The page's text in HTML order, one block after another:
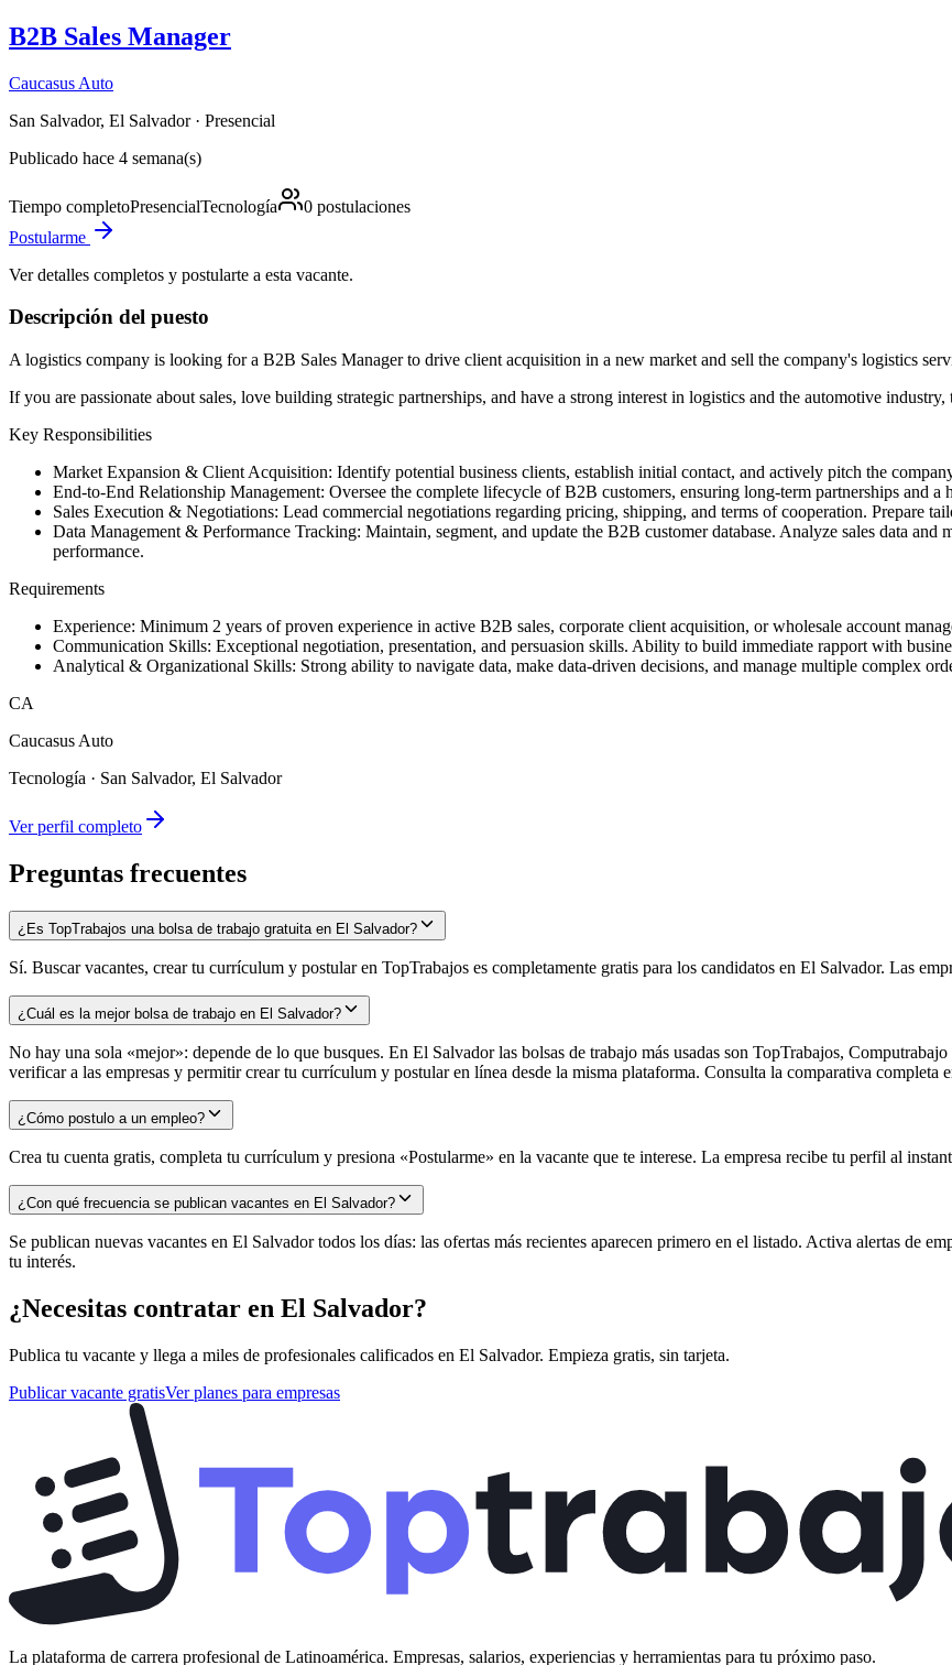
B2B Sales Manager
Caucasus Auto
San Salvador, El Salvador· Presencial
Publicado hace 4 semana(s)
Tiempo completoPresencialTecnología 0 postulaciones
Postularme
Ver detalles completos y postularte a esta vacante.
Descripción del puesto
A logistics company is looking for a B2B Sales Manager to drive client acquisition in a new market and sell the company's logistics
If you are passionate about sales, love building strategic partnerships, and have a strong interest in logistics and the automotive
Key Responsibilities
Market Expansion & Client Acquisition: Identify potential business clients, establish initial contact, and actively pitch the
End-to-End Relationship Management: Oversee the complete lifecycle of B2B customers, ensuring long-term partnerships and a
Sales Execution & Negotiations: Lead commercial negotiations regarding pricing, shipping, and terms of cooperation. Prepare
Data Management & Performance Tracking: Maintain, segment, and update the B2B customer database. Analyze sales data
performance.
Requirements
Experience: Minimum 2 years of proven experience in active B2B sales, corporate client acquisition, or wholesale account
Communication Skills: Exceptional negotiation, presentation, and persuasion skills. Ability to build immediate rapport with
Analytical & Organizational Skills: Strong ability to navigate data, make data-driven decisions, and manage multiple complex
CA
Caucasus Auto
Tecnología · San Salvador, El Salvador
Ver perfil completo
Preguntas frecuentes
¿Es TopTrabajos una bolsa de trabajo gratuita en El Salvador?
Sí. Buscar vacantes, crear tu currículum y postular en TopTrabajos es completamente gratis para los candidatos en El Salvador. Las
¿Cuál es la mejor bolsa de trabajo en El Salvador?
No hay una sola «mejor»: depende de lo que busques. En El Salvador las bolsas de trabajo más usadas son TopTrabajos,
verificar a las empresas y permitir crear tu currículum y postular en línea desde la misma plataforma. Consulta la comparativa
¿Cómo postulo a un empleo?
Crea tu cuenta gratis, completa tu currículum y presiona «Postularme» en la vacante que te interese. La empresa recibe tu perfil al
¿Con qué frecuencia se publican vacantes en El Salvador?
Se publican nuevas vacantes en El Salvador todos los días: las ofertas más recientes aparecen primero en el listado. Activa alertas de
tu interés.
¿Necesitas contratar en El Salvador?
Publica tu vacante y llega a miles de profesionales calificados en El Salvador. Empieza gratis, sin tarjeta.
Publicar vacante gratisVer planes para empresas
La plataforma de carrera profesional de Latinoamérica. Empresas, salarios, experiencias y herramientas para tu próximo paso.